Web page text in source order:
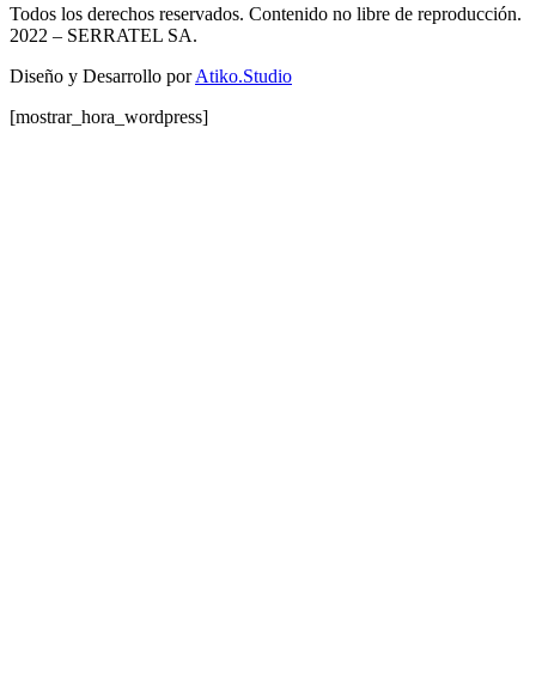
Todos los derechos reservados. Contenido no libre de reproducción.
2022 – SERRATEL SA.
Diseño y Desarrollo porAtiko.Studio
[mostrar_hora_wordpress]